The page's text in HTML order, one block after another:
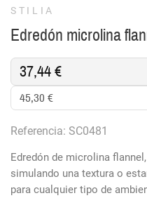
STILIA
Edredón microlina
37,44 €
45,30 €
Referencia: SC0481
Edredón de microlina
simulando una textura o
para cualquier tipo de